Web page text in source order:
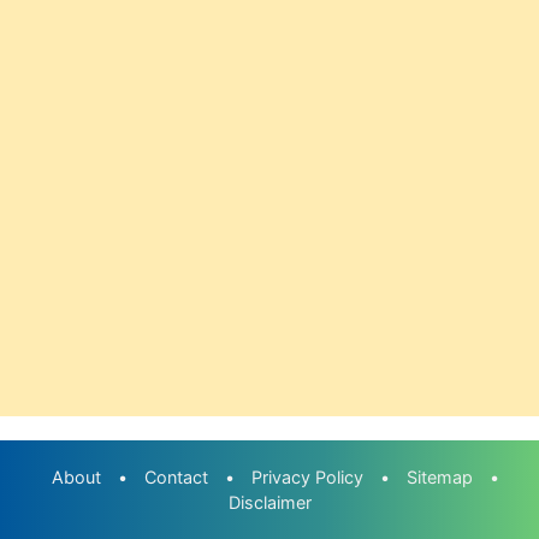
About • Contact • Privacy Policy • Sitemap
•
Disclaimer